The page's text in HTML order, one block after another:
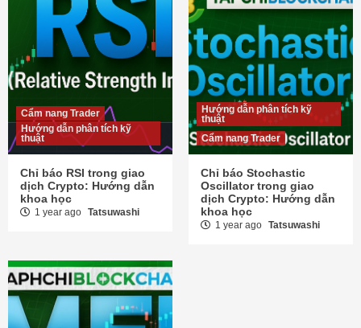
Cẩm nang Trader
Hướng dẫn phân tích kỹ
thuật
Chỉ báo RSI trong giao
dịch Crypto: Hướng dẫn
khoa học
1 year ago Tatsuwashi
Hướng dẫn phân tích kỹ
thuật
Cẩm nang Trader
Chỉ báo Stochastic
Oscillator trong giao
dịch Crypto: Hướng dẫn
khoa học
1 year ago Tatsuwashi